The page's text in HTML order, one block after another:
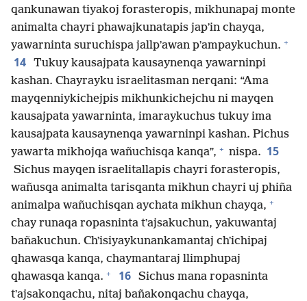
qankunawan tiyakoj forasteropis, mikhunapaj monte
animalta chayri phawajkunatapis japʼin chayqa,
yawarninta suruchispa jallpʼawan pʼampaykuchun. +
14 Tukuy kausajpata kausaynenqa yawarninpi
kashan. Chayrayku israelitasman nerqani: “Ama
mayqenniykichejpis mikhunkichejchu ni mayqen
kausajpata yawarninta, imaraykuchus tukuy ima
kausajpata kausaynenqa yawarninpi kashan. Pichus
yawarta mikhojqa wañuchisqa kanqa”, + nispa. 15
Sichus mayqen israelitallapis chayri forasteropis,
wañusqa animalta tarisqanta mikhun chayri uj phiña
animalpa wañuchisqan aychata mikhun chayqa, +
chay runaqa ropasninta tʼajsakuchun, yakuwantaj
bañakuchun. Chʼisiyaykunankamantaj chʼichipaj
qhawasqa kanqa, chaymantaraj llimphupaj
qhawasqa kanqa. + 16 Sichus mana ropasninta
tʼajsakonqachu, nitaj bañakonqachu chayqa,